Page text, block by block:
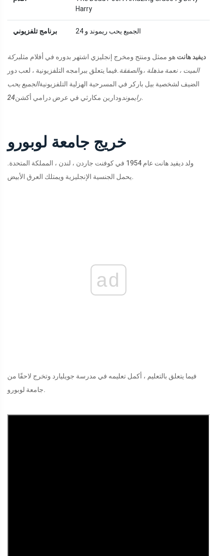
Harry
برنامج تلفزيوني الجميع يحب ريموند و 24
ديفيد هانت هو ممثل ومنتج ومخرج إنجليزي اشتهر بدوره في أفلام مثلبركة
الميت ، نعمة مذهلة ،والصفقة.فيما يتعلق ببرامجه التلفزيونية ، لعب دور
الضيف لشخصية بيل باركر في المسرحية الهزلية التلفزيونيةالجميع يحب
رايموند ودارين مكارثي في ​​عرض درامي أكشن24 .
خريج جامعة لوبورو
ولد ديفيد هانت عام 1954 في كوفنت جاردن ، لندن ، المملكة المتحدة.
يحمل الجنسية الإنجليزية ويمتلك العرق الأبيض.
ad
فيما يتعلق بالتعليم ، أكمل تعليمه في مدرسة جويليارد وتخرج لاحقًا من
جامعة لوبورو.